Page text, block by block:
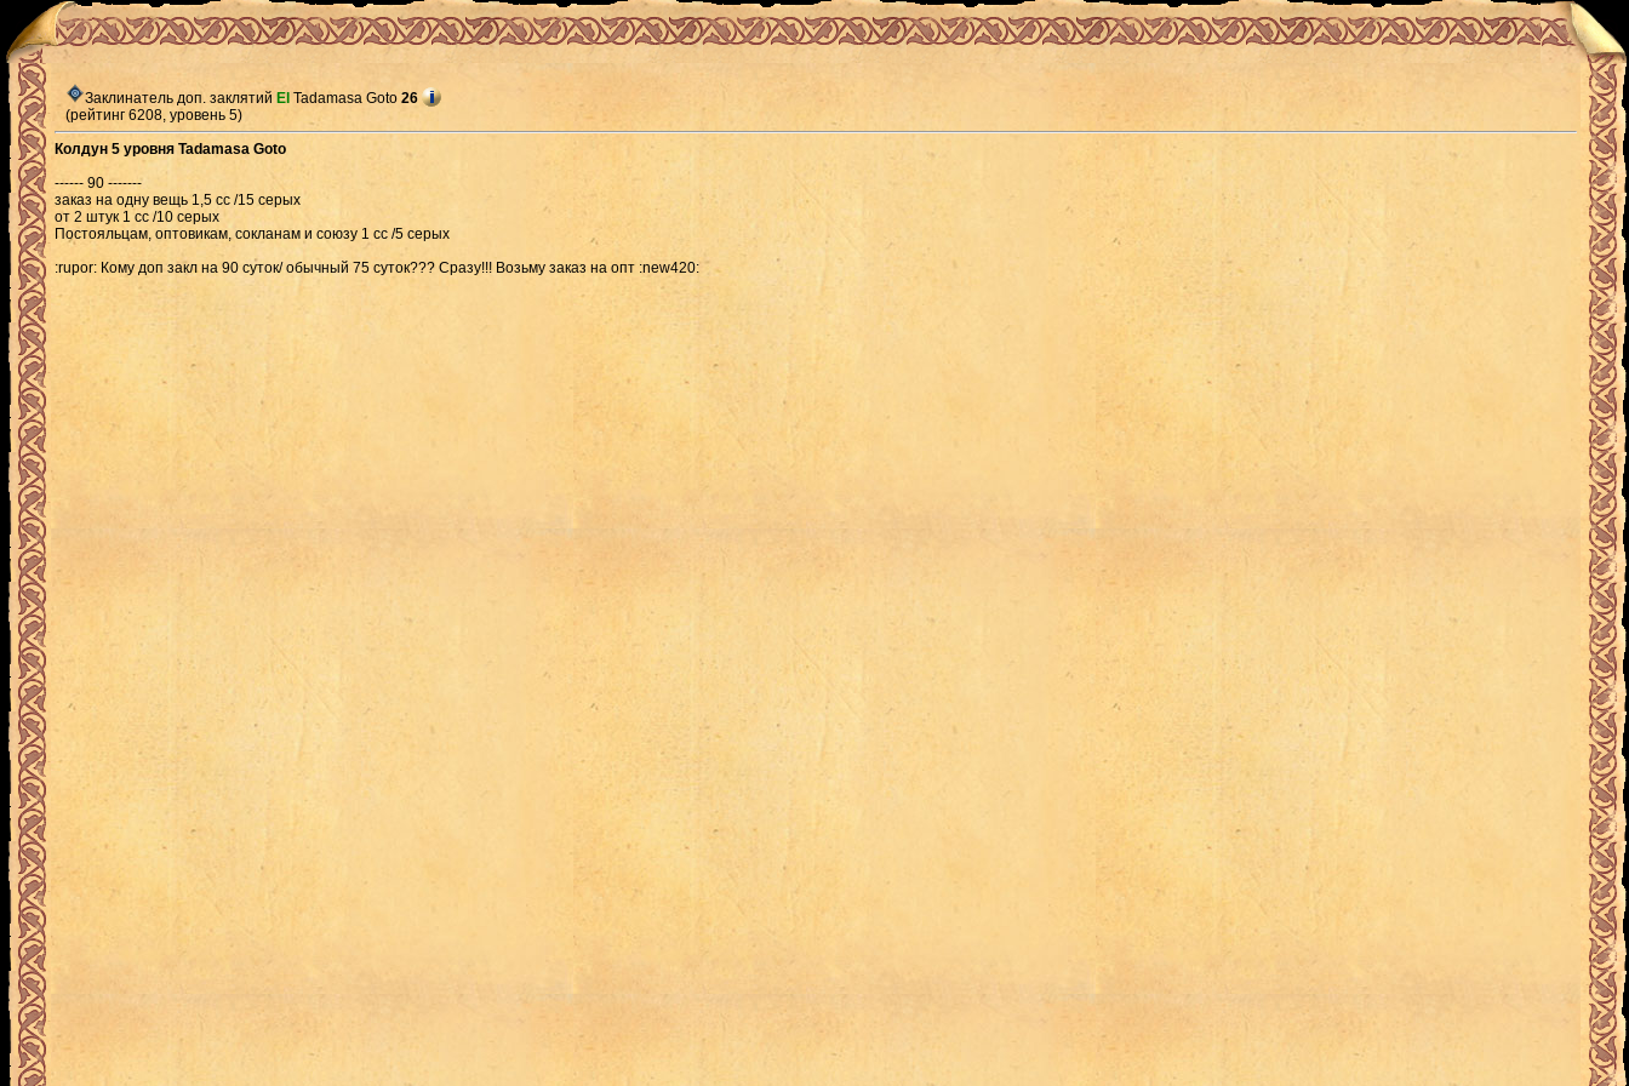
Заклинатель доп. заклятий El Tadamasa Goto 26
(рейтинг 6208, уровень 5)
Колдун 5 уровня Tadamasa Goto
------ 90 -------
заказ на одну вещь 1,5 сс /15 серых
от 2 штук 1 сс /10 серых
Постояльцам, оптовикам, сокланам и союзу 1 сс /5 серых
:rupor: Кому доп закл на 90 суток/ обычный 75 суток??? Сразу!!! Возьму заказ на опт :new420: